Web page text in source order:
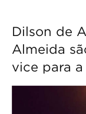
Dilson de
Almeida
vice para